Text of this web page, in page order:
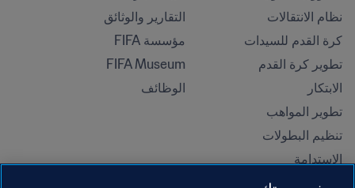
نظام الانتقالات
كرة القدم للسيدات
تطوير كرة القدم
الابتكار
تطوير المواهب
تنظيم البطولات
الاستدامة
حقوق الإنسان ومناهضة التمييز
التقارير والوثائق
مؤسسة FIFA
FIFA Museum
الوظائف